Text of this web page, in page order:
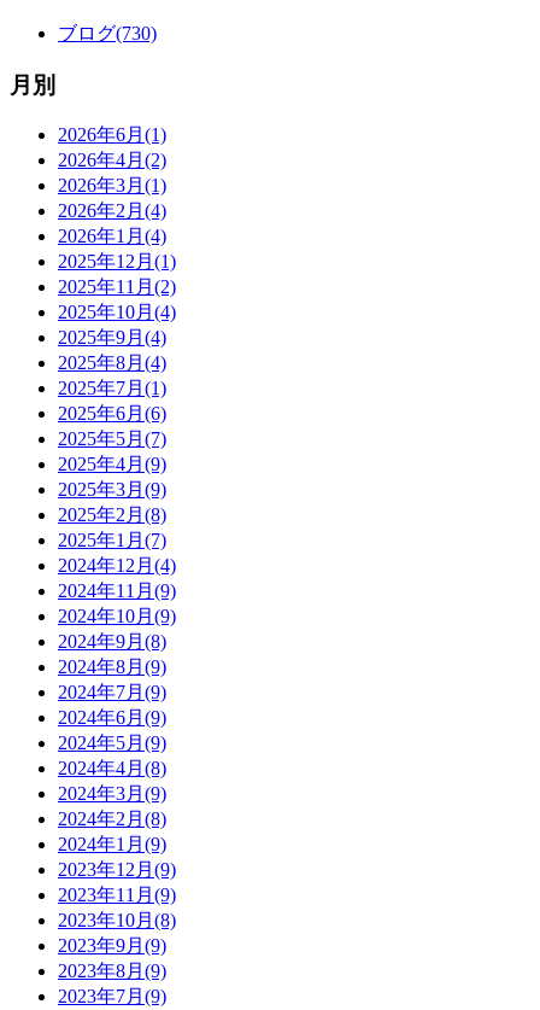
ブログ(730)
月別
2026年6月(1)
2026年4月(2)
2026年3月(1)
2026年2月(4)
2026年1月(4)
2025年12月(1)
2025年11月(2)
2025年10月(4)
2025年9月(4)
2025年8月(4)
2025年7月(1)
2025年6月(6)
2025年5月(7)
2025年4月(9)
2025年3月(9)
2025年2月(8)
2025年1月(7)
2024年12月(4)
2024年11月(9)
2024年10月(9)
2024年9月(8)
2024年8月(9)
2024年7月(9)
2024年6月(9)
2024年5月(9)
2024年4月(8)
2024年3月(9)
2024年2月(8)
2024年1月(9)
2023年12月(9)
2023年11月(9)
2023年10月(8)
2023年9月(9)
2023年8月(9)
2023年7月(9)